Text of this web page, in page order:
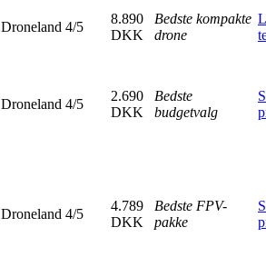
Droneland 4/5
8.890
DKK
Bedste kompakte
drone
Droneland 4/5
2.690
DKK
Bedste
budgetvalg
Droneland 4/5
4.789
DKK
Bedste FPV-
pakke